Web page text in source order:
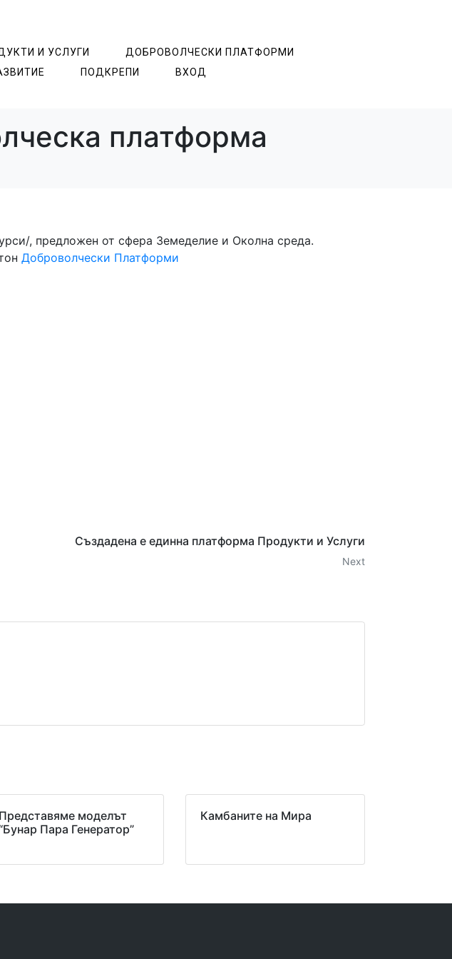
И УСЛУГИ
ДОБРОВОЛЧЕСКИ ПЛАТФОРМИ
ПОДКРЕПИ ВХОД
платформа
, предложен от сфера Земеделие и Околна среда.
Доброволчески Платформи
Създадена е единна платформа Продукти и Услуги
Next
Представяме моделът
Пара Генератор”
Камбаните на Мира